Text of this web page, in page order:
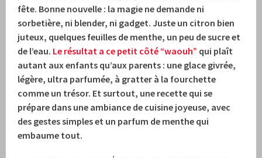
fête. Bonne nouvelle : la magie ne demande ni
sorbetière, ni blender, ni gadget. Juste un citron bien
juteux, quelques feuilles de menthe, un peu de sucre et
de l’eau. Le résultat a ce petit côté “waouh” qui plaît
autant aux enfants qu’aux parents : une glace givrée,
légère, ultra parfumée, à gratter à la fourchette
comme un trésor. Et surtout, une recette qui se
prépare dans une ambiance de cuisine joyeuse, avec
des gestes simples et un parfum de menthe qui
embaume tout.